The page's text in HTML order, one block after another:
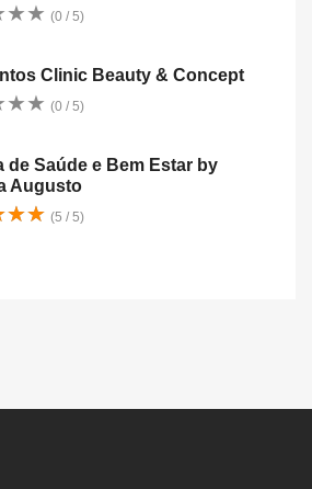
★★
★★ (0 / 5)
Clinic Beauty & Concept
★★
★★ (0 / 5)
de Saúde e Bem Estar by
Augusto
★★
★★ (5 / 5)